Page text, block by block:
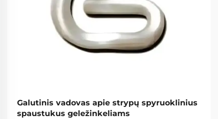
Galutinis vadovas apie strypų spyruoklinius
spaustukus geležinkeliams